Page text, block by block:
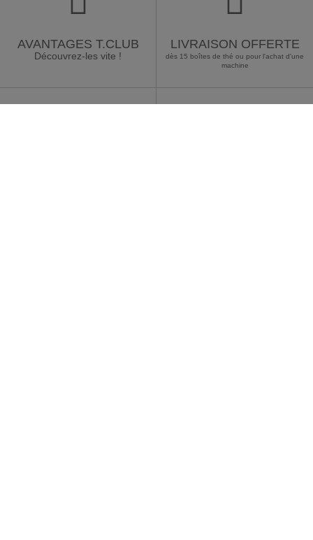
AVANTAGES T.CLUB
Découvrez-les vite !
LIVRAISON OFFERTE
dès 15 boîtes de thé ou pour l'achat d'une
machine